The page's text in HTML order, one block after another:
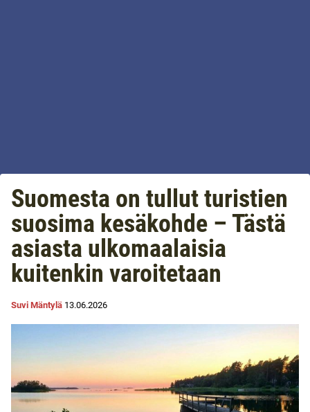
Suomesta on tullut turistien
suosima kesäkohde – Tästä
asiasta ulkomaalaisia
kuitenkin varoitetaan
Suvi Mäntylä 13.06.2026